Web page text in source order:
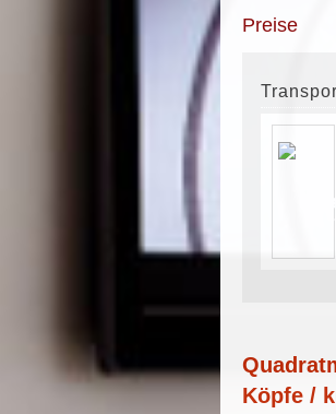
Preise
Köpfe /